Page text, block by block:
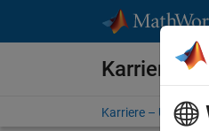
Karriere
Karriere –